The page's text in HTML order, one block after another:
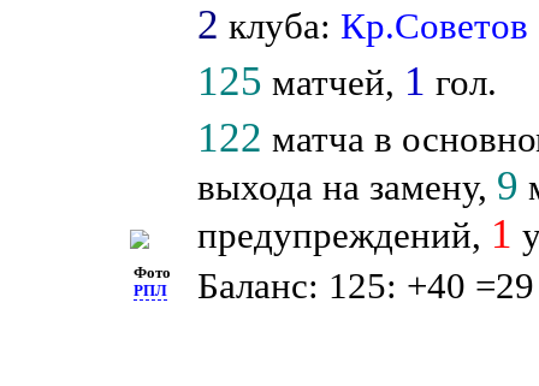
Фото
РПЛ
2 клуба: Кр.Советов
125 матчей, 1 гол.
122 матча в
выхода на замену, 9
предупреждений, 1
Баланс: 125: +40